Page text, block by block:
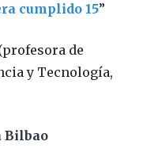
cumplido 15”
de
y Tecnología,
Bilbao